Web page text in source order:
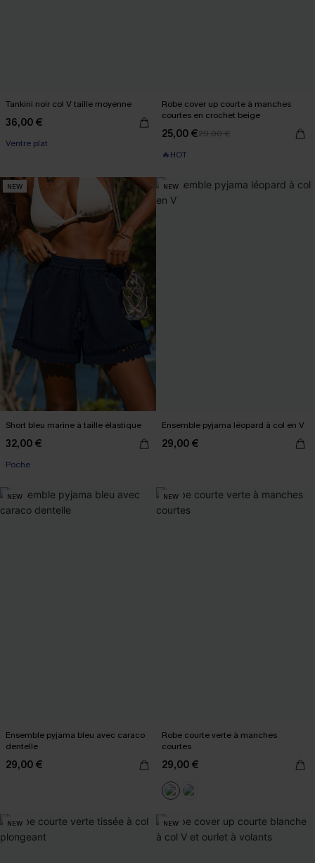
Tankini noir col V taille moyenne
36,00 €
Ventre plat
Robe cover up courte à manches
courtes en crochet beige
25,00 €29,00 €
🔥HOT
NEW
Short bleu marine à taille élastique
32,00 €
Poche
NEW
Ensemble pyjama léopard à col en V
29,00 €
NEW
Ensemble pyjama bleu avec caraco
dentelle
29,00 €
NEW
Robe courte verte à manches
courtes
29,00 €
NEW NEW